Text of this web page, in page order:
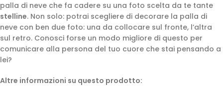
palla di neve che fa cadere su una foto scelta da te tante
stelline. Non solo: potrai scegliere di decorare la palla di
neve con ben due foto: una da collocare sul fronte, l’altra
sul retro. Conosci forse un modo migliore di questo per
comunicare alla persona del tuo cuore che stai pensando a
lei?
Altre informazioni su questo prodotto: